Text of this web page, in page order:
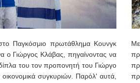
Παγκόσμιο πρωτάθλημα Κουνγκ
ο Γιώργος Κλάβας, πηγαίνοντας να
δίπλα του τον προπονητή του Γιώργο
συγκυριών. Παρόλ' αυτά,